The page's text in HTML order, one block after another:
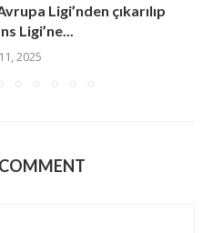
Ligi’nden çıkarılıp
Ligi’ne...
2025